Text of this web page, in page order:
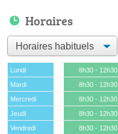
Horaires
Lundi 8h30 - 12h30
Mardi
8h30 - 12h30
Mercredi
8h30 - 12h30
Jeudi
8h30 - 12h30
Vendredi
8h30 - 12h30